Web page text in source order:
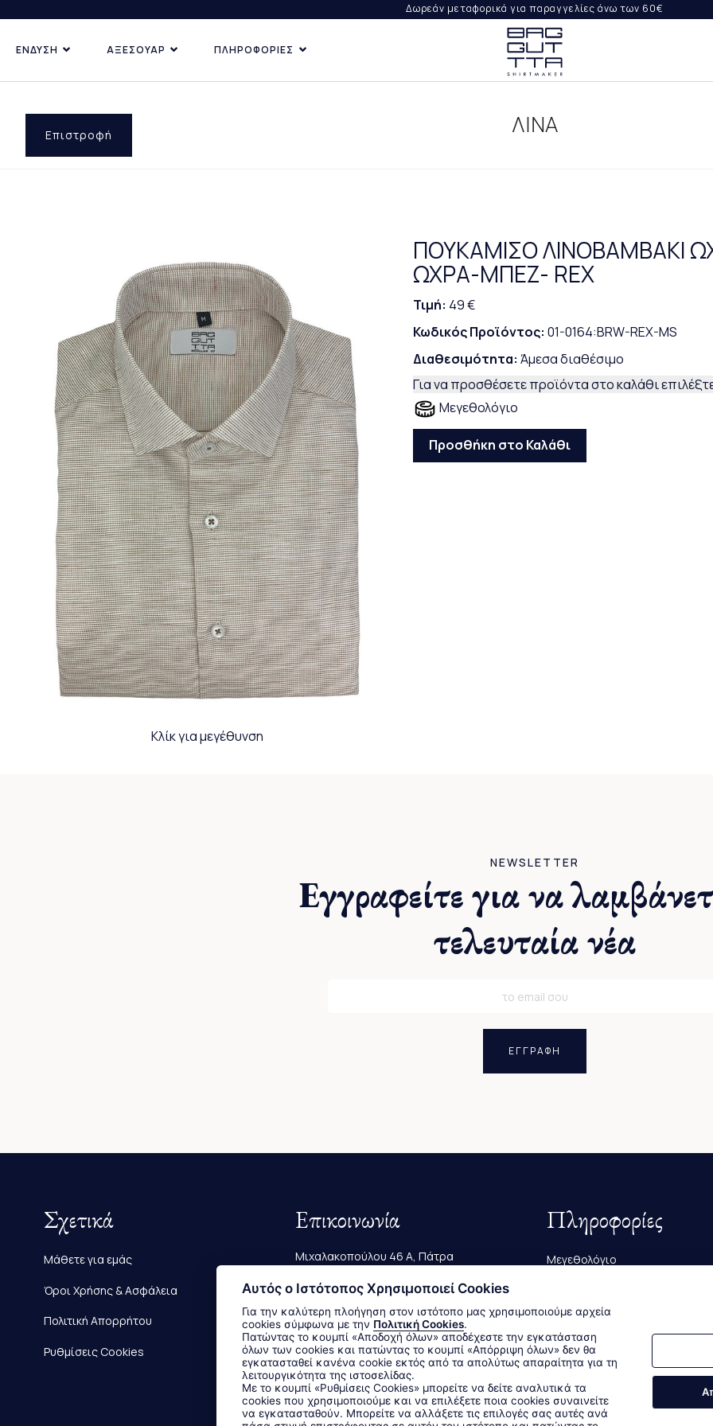
Δωρεάν μεταφορικά για παραγγελίες άνω των 60€
ΕΝΔΥΣΗ ΑΞΕΣΟΥΑΡ ΠΛΗΡΟΦΟΡΙΕΣ
ΛΙΝΑ
Επιστροφή
Κλίκ για μεγέθυνση
ΠΟΥΚΑΜΙΣΟ ΛΙΝΟΒΑΜΒΑΚΙ
ΩΧΡΑ-ΜΠΕΖ- REX
Τιμή: 49 €
Κωδικός Προϊόντος: 01-0164:BRW-REX-MS
Διαθεσιμότητα: Άμεσα διαθέσιμο
Για να προσθέσετε προϊόντα στο καλάθι
Μεγεθολόγιο
Προσθήκη στο Καλάθι
NEWSLETTER
Εγγραφείτε για να
τελευταία νέα
ΕΓΓΡΑΦΗ
Σχετικά
Μάθετε για εμάς
Όροι Χρήσης & Ασφάλεια
Πολιτική Απορρήτου
Ρυθμίσεις Cookies
Επικοινωνία
Μιχαλακοπούλου 46 Α, Πάτρα
Τηλ.:2610 223 239
E-mail: info@bagutta.gr
Πληροφορίες
Μεγεθολόγιο
Τρόποι Παραγγελίας &
Δεχόμαστε όλες τις πιστωτικές κάρτες:
Sitemap/Login
Αυτός ο Ιστότοπος Χρησιμοποιεί Cookies
Για την καλύτερη πλοήγηση στον ιστότοπο μας χρησιμοποιούμε αρχεία
cookies σύμφωνα με την Πολιτική Cookies.
Πατώντας το κουμπί «Αποδοχή όλων» αποδέχεστε την εγκατάσταση
όλων των cookies και πατώντας το κουμπί «Απόρριψη όλων» δεν θα
εγκατασταθεί κανένα cookie εκτός από τα απολύτως απαραίτητα για τη
λειτουργικότητα της ιστοσελίδας.
Με το κουμπί «Ρυθμίσεις Cookies» μπορείτε να δείτε αναλυτικά τα
cookies που χρησιμοποιούμε και να επιλέξετε ποια cookies συναινείτε
να εγκατασταθούν. Μπορείτε να αλλάξετε τις επιλογές σας αυτές ανά